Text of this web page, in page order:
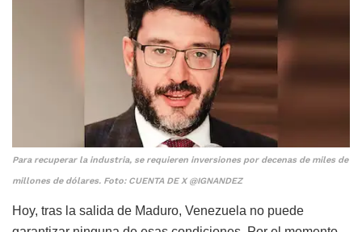
Para recuperar la industria, se requieren inversiones por decenas de miles de
millones de dólares. Foto: CUENTA DE X @IGNANDEZ
Hoy, tras la salida de Maduro, Venezuela no puede